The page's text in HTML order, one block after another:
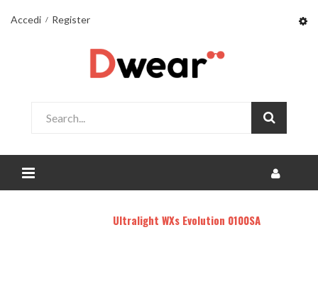
Accedi Register
Ultralight WXs Evolution 0100SA